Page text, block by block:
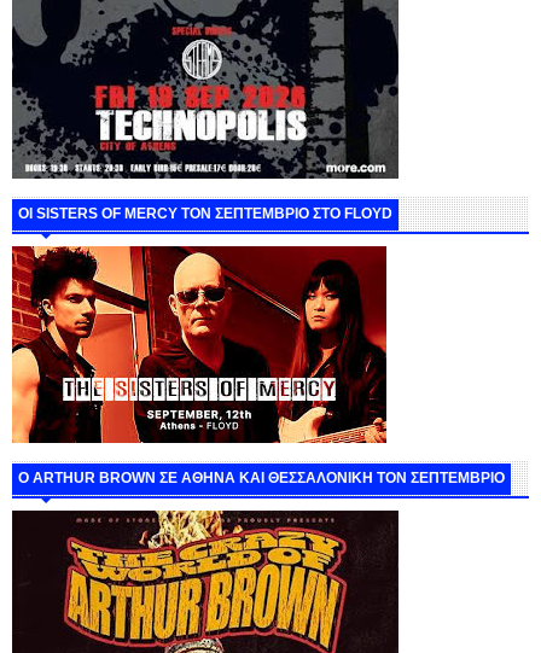
ΟΙ SISTERS OF MERCY ΤΟΝ ΣΕΠΤΕΜΒΡΙΟ ΣΤΟ FLOYD
O ARTHUR BROWN ΣΕ ΑΘΗΝΑ ΚΑΙ ΘΕΣΣΑΛΟΝΙΚΗ ΤΟΝ ΣΕΠΤΕΜΒΡΙΟ